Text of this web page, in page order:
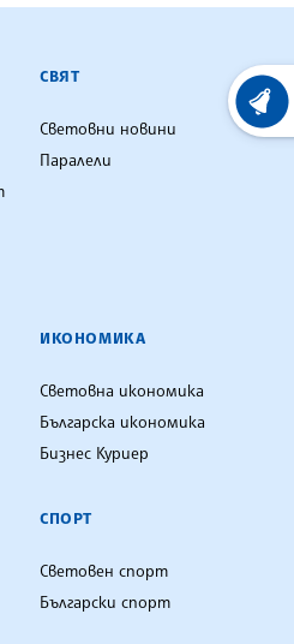
АГЕНЦИЯ
СВЯТ
Световни новини
Паралели
ИКОНОМИКА
Световна икономика
Българска икономика
Бизнес Куриер
СПОРТ
Световен спорт
Български спорт